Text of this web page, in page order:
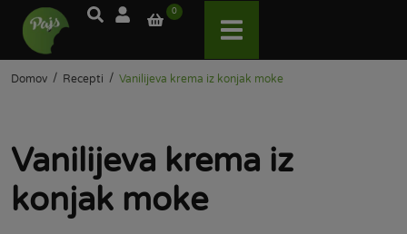
0
Domov / Recepti / Vanilijeva krema iz konjak moke
Vanilijeva krema iz
konjak moke